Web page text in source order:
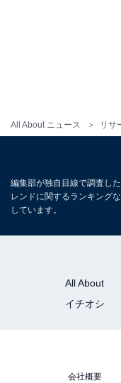
All About ニュース リサ
編集部が独自目線で調査し
レンドに関するランキング
しています。
All About
イチオシ
会社概要